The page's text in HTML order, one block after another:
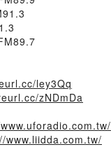
ley3Qq
zNDmDa
www.liidda.com.tw/